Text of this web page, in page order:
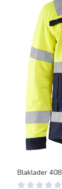
Blaklader